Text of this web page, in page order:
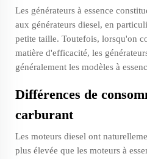
Les générateurs à essence
aux générateurs diesel, en
petite taille. Toutefois, lorsqu'on
matière d'efficacité, les
généralement les modèles à
Différences de
carburant
Les moteurs diesel ont
plus élevée que les moteurs à